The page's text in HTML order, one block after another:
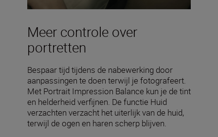
Meer controle over
portretten
Bespaar tijd tijdens de nabewerking door
aanpassingen te doen terwijl je fotografeert.
Met Portrait Impression Balance kun je de tint
en helderheid verfijnen. De functie Huid
verzachten verzacht het uiterlijk van de huid,
terwijl de ogen en haren scherp blijven.